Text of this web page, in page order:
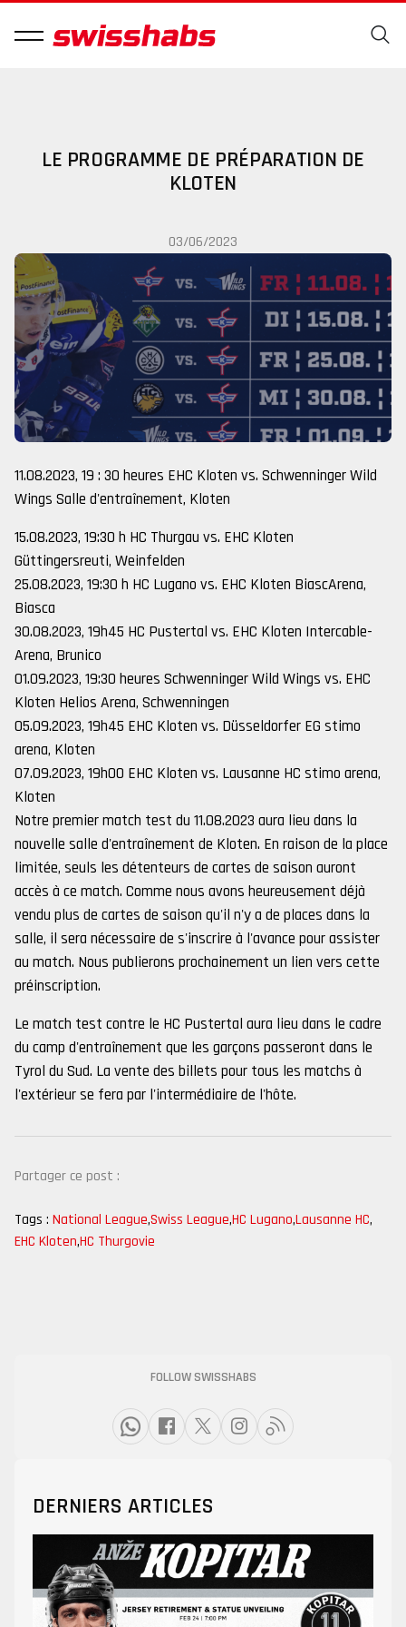
LE PROGRAMME DE PRÉPARATION DE
KLOTEN
03/06/2023
11.08.2023, 19 : 30 heures EHC Kloten vs. Schwenninger Wild
Wings Salle d'entraînement, Kloten
15.08.2023, 19:30 h HC Thurgau vs. EHC Kloten
Güttingersreuti, Weinfelden
25.08.2023, 19:30 h HC Lugano vs. EHC Kloten BiascArena,
Biasca
30.08.2023, 19h45 HC Pustertal vs. EHC Kloten Intercable-
Arena, Brunico
01.09.2023, 19:30 heures Schwenninger Wild Wings vs. EHC
Kloten Helios Arena, Schwenningen
05.09.2023, 19h45 EHC Kloten vs. Düsseldorfer EG stimo
arena, Kloten
07.09.2023, 19h00 EHC Kloten vs. Lausanne HC stimo arena,
Kloten
Notre premier match test du 11.08.2023 aura lieu dans la
nouvelle salle d'entraînement de Kloten. En raison de la place
limitée, seuls les détenteurs de cartes de saison auront
accès à ce match. Comme nous avons heureusement déjà
vendu plus de cartes de saison qu'il n'y a de places dans la
salle, il sera nécessaire de s'inscrire à l'avance pour assister
au match. Nous publierons prochainement un lien vers cette
préinscription.
Le match test contre le HC Pustertal aura lieu dans le cadre
du camp d'entraînement que les garçons passeront dans le
Tyrol du Sud. La vente des billets pour tous les matchs à
l'extérieur se fera par l'intermédiaire de l'hôte.
Partager ce post :
Tags : National League,Swiss League,HC Lugano,Lausanne HC,
EHC Kloten,HC Thurgovie
FOLLOW SWISSHABS
DERNIERS ARTICLES